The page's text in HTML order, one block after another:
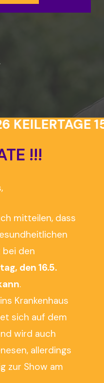
KEILERTAGE
!!!
mitteilen, dass
den
den 16.5.
.
Krankenhaus
sich auf dem
wird auch
allerdings
zur Show am